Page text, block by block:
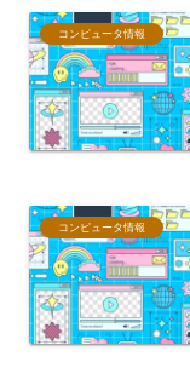
コンピュータ情報
コンピュータ情報